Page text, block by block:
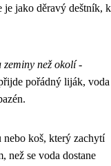
je jako děravý deštník, k
zeminy než okolí-
pořádný liják, voda
nebo koš, který zachytí
než se voda dostane